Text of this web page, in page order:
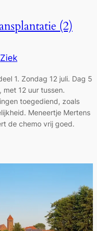
(2)
Ziek
1. Zondag 12 juli. Dag 5
met 12 uur tussen.
toegediend, zoals
Meneertje Mertens
de chemo vrij goed.